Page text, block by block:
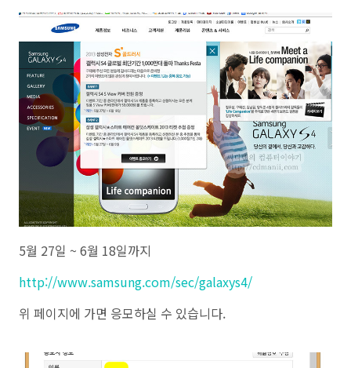
5월 27일 ~ 6월 18일까지
http://www.samsung.com/sec/galaxys4/
위 페이지에 가면 응모하실 수 있습니다.